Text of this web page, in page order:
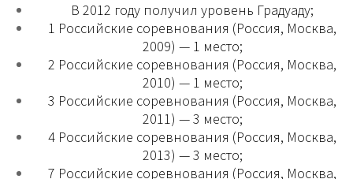
В 2012 году получил уровень Градуаду;
1 Российские соревнования (Россия, Москва,
2009) — 1 место;
2 Российские соревнования (Россия, Москва,
2010) — 1 место;
3 Российские соревнования (Россия, Москва,
2011) — 3 место;
4 Российские соревнования (Россия, Москва,
2013) — 3 место;
7 Российские соревнования (Россия, Москва,